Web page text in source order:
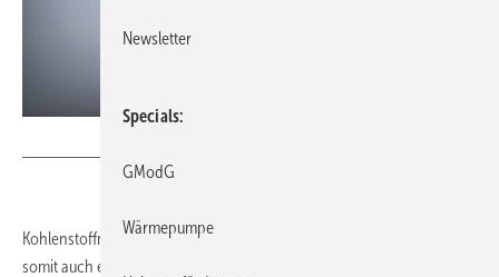
Kohlenstoffmonoxid (CO) kann Decken und Wände durchdringen und
somit auch entfernt von der eigentlichen Gefahrenquelle auftreten.
Newsletter
Specials
GModG
Wärmepumpe